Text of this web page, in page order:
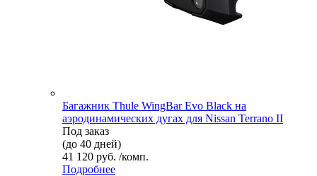
Багажник Thule WingBar Evo Black на
аэродинамических дугах для Nissan Terrano II
Под заказ
(до 40 дней)
41 120 руб. /комп.
Подробнее